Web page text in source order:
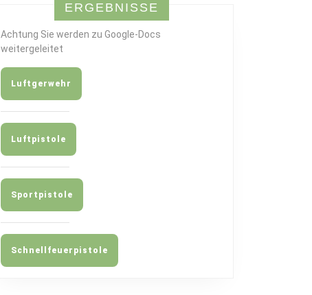
ERGEBNISSE
Achtung Sie werden zu Google-Docs
weitergeleitet
Luftgerwehr
Luftpistole
Sportpistole
Schnellfeuerpistole